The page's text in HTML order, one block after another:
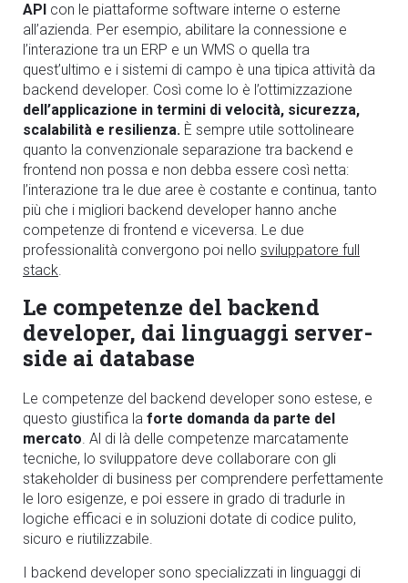
API con le piattaforme software interne o esterne
all’azienda. Per esempio, abilitare la connessione e
l’interazione tra un ERP e un WMS o quella tra
quest’ultimo e i sistemi di campo è una tipica attività da
backend developer. Così come lo è l’ottimizzazione
dell’applicazione in termini di velocità, sicurezza,
scalabilità e resilienza. È sempre utile sottolineare
quanto la convenzionale separazione tra backend e
frontend non possa e non debba essere così netta:
l’interazione tra le due aree è costante e continua, tanto
più che i migliori backend developer hanno anche
competenze di frontend e viceversa. Le due
professionalità convergono poi nello sviluppatore full
stack.
Le competenze del backend
developer, dai linguaggi server-
side ai database
Le competenze del backend developer sono estese, e
questo giustifica la forte domanda da parte del
mercato. Al di là delle competenze marcatamente
tecniche, lo sviluppatore deve collaborare con gli
stakeholder di business per comprendere perfettamente
le loro esigenze, e poi essere in grado di tradurle in
logiche efficaci e in soluzioni dotate di codice pulito,
sicuro e riutilizzabile.
I backend developer sono specializzati in linguaggi di